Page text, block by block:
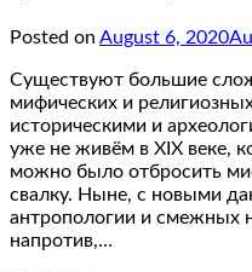
Posted on August 6, 2020
Существуют большие
мифических и
историческими и
уже не живём в XIX веке,
можно было отбросить
свалку. Ныне, с новыми
антропологии и смежных
напротив,…